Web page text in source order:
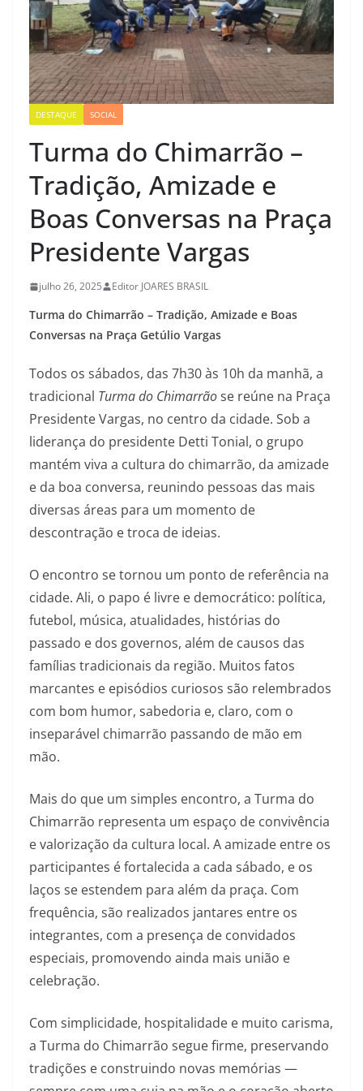
DESTAQUE SOCIAL
Turma do Chimarrão –
Tradição, Amizade e
Boas Conversas na Praça
Presidente Vargas
julho 26, 2025 Editor JOARES BRASIL
Turma do Chimarrão – Tradição, Amizade e Boas
Conversas na Praça Getúlio Vargas
Todos os sábados, das 7h30 às 10h da manhã, a
tradicional Turma do Chimarrãose reúne na Praça
Presidente Vargas, no centro da cidade. Sob a
liderança do presidente Detti Tonial, o grupo
mantém viva a cultura do chimarrão, da amizade
e da boa conversa, reunindo pessoas das mais
diversas áreas para um momento de
descontração e troca de ideias.
O encontro se tornou um ponto de referência na
cidade. Ali, o papo é livre e democrático: política,
futebol, música, atualidades, histórias do
passado e dos governos, além de causos das
famílias tradicionais da região. Muitos fatos
marcantes e episódios curiosos são relembrados
com bom humor, sabedoria e, claro, com o
inseparável chimarrão passando de mão em
mão.
Mais do que um simples encontro, a Turma do
Chimarrão representa um espaço de convivência
e valorização da cultura local. A amizade entre os
participantes é fortalecida a cada sábado, e os
laços se estendem para além da praça. Com
frequência, são realizados jantares entre os
integrantes, com a presença de convidados
especiais, promovendo ainda mais união e
celebração.
Com simplicidade, hospitalidade e muito carisma,
a Turma do Chimarrão segue firme, preservando
tradições e construindo novas memórias —